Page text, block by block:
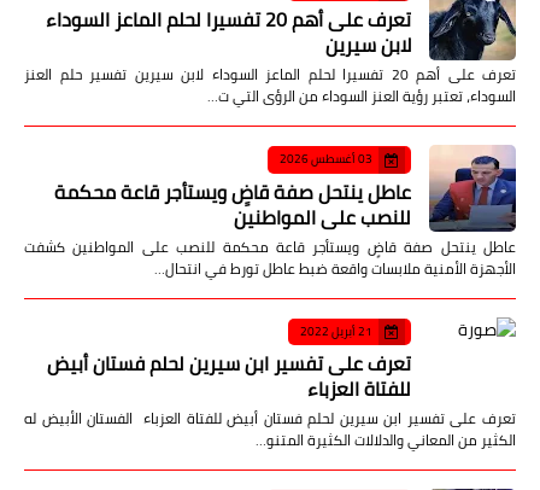
تعرف على أهم 20 تفسيرا لحلم الماعز السوداء
لابن سيرين
تعرف على أهم 20 تفسيرا لحلم الماعز السوداء لابن سيرين تفسير حلم العنز
السوداء، تعتبر رؤية العنز السوداء من الرؤى التي ت…
03 أغسطس 2026
عاطل ينتحل صفة قاضٍ ويستأجر قاعة محكمة
للنصب على المواطنين
عاطل ينتحل صفة قاضٍ ويستأجر قاعة محكمة للنصب على المواطنين كشفت
الأجهزة الأمنية ملابسات واقعة ضبط عاطل تورط في انتحال…
21 أبريل 2022
تعرف على تفسير ابن سيرين لحلم فستان أبيض
للفتاة العزباء
تعرف على تفسير ابن سيرين لحلم فستان أبيض للفتاة العزباء الفستان الأبيض له
الكثير من المعاني والدلالات الكثيرة المتنو…